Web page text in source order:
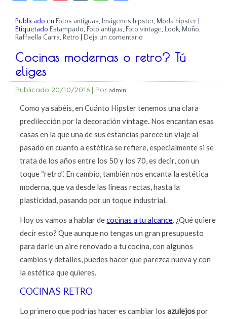
Publicado en Fotos antiguas, Imágenes hipster, Moda hipster
Etiquetado Estampado, Foto antigua, Foto vintage, Look, Moño,
Raffaella Carra, Retro Deja un comentario
Cocinas modernas o retro? Tú
eliges
Publicado 20/10/2016 | Por admin
Como ya sabéis, en Cuánto Hipster tenemos una clara
predilección por la decoración vintage. Nos encantan esas
casas en la que una de sus estancias parece un viaje al
pasado en cuanto a estética se refiere, especialmente si se
trata de los años entre los 50 y los 70, es decir, con un
toque “retro”. En cambio, también nos encanta la estética
moderna, que va desde las líneas rectas, hasta la
plasticidad, pasando por un toque industrial.
Hoy os vamos a hablar decocinas a tu alcance. ¿Qué quiere
decir esto? Que aunque no tengas un gran presupuesto
para darle un aire renovado a tu cocina, con algunos
cambios y detalles, puedes hacer que parezca nueva y con
la estética que quieres.
COCINAS RETRO
Lo primero que podrías hacer es cambiar losazulejospor